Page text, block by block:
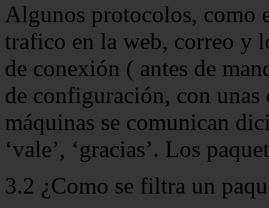
Algunos protocolos, como
trafico en la web, correo y
de conexión ( antes de
de configuración, con unas
máquinas se comunican
‘vale’, ‘gracias’. Los
3.2 ¿Como se filtra un